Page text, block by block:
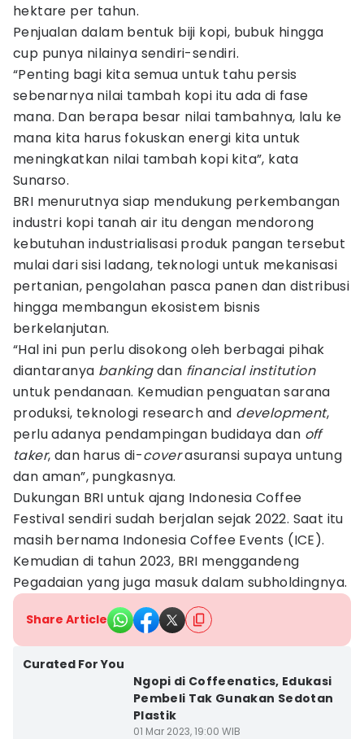
hektare per tahun.
Penjualan dalam bentuk biji kopi, bubuk hingga
cup punya nilainya sendiri-sendiri.
“Penting bagi kita semua untuk tahu persis
sebenarnya nilai tambah kopi itu ada di fase
mana. Dan berapa besar nilai tambahnya, lalu ke
mana kita harus fokuskan energi kita untuk
meningkatkan nilai tambah kopi kita”, kata
Sunarso.
BRI menurutnya siap mendukung perkembangan
industri kopi tanah air itu dengan mendorong
kebutuhan industrialisasi produk pangan tersebut
mulai dari sisi ladang, teknologi untuk mekanisasi
pertanian, pengolahan pasca panen dan distribusi
hingga membangun ekosistem bisnis
berkelanjutan.
“Hal ini pun perlu disokong oleh berbagai pihak
diantaranya bankingdan financial institution
untuk pendanaan. Kemudian penguatan sarana
produksi, teknologi research and development,
perlu adanya pendampingan budidaya dan off
taker, dan harus di-coverasuransi supaya untung
dan aman”, pungkasnya.
Dukungan BRI untuk ajang Indonesia Coffee
Festival sendiri sudah berjalan sejak 2022. Saat itu
masih bernama Indonesia Coffee Events (ICE).
Kemudian di tahun 2023, BRI menggandeng
Pegadaian yang juga masuk dalam subholdingnya.
Share Article
Curated For You
Ngopi di Coffeenatics, Edukasi
Pembeli Tak Gunakan Sedotan
Plastik
01 Mar 2023, 19:00 WIB